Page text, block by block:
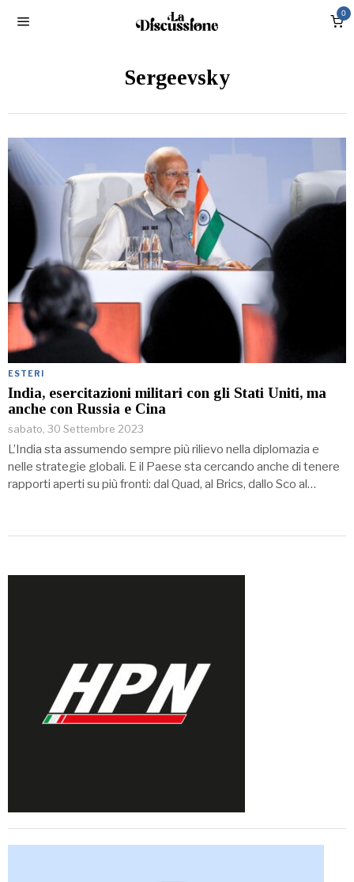
0
Sergeevsky
ESTERI
India, esercitazioni militari con gli Stati Uniti, ma
anche con Russia e Cina
sabato, 30 Settembre 2023
L’India sta assumendo sempre più rilievo nella diplomazia e
nelle strategie globali. E il Paese sta cercando anche di tenere
rapporti aperti su più fronti: dal Quad, al Brics, dallo Sco al…